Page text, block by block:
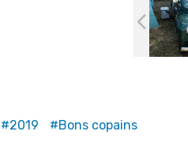
2019 Bons copains